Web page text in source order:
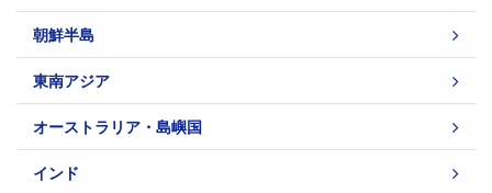
朝鮮半島
東南アジア
オーストラリア・島嶼国
インド